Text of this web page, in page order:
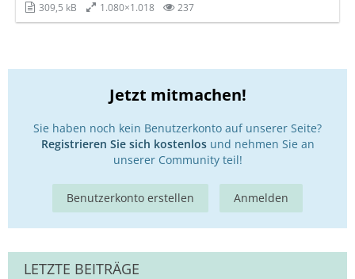
309,5 kB 1.080×1.018 237
Jetzt mitmachen!
Sie haben noch kein Benutzerkonto auf unserer Seite?
Registrieren Sie sich kostenlosund nehmen Sie an
unserer Community teil!
Benutzerkonto erstellen Anmelden
LETZTE BEITRÄGE